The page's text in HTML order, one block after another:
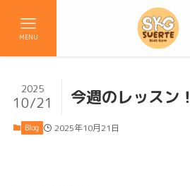
MENU
今週のレッスン！
2025
10/21
Blog 2025年10月21日